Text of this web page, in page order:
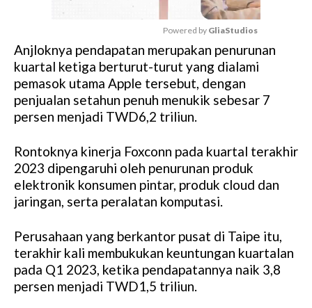
M
u
t
e
Powered by GliaStudios
Anjloknya pendapatan merupakan penurunan
kuartal ketiga berturut-turut yang dialami
pemasok utama Apple tersebut, dengan
penjualan setahun penuh menukik sebesar 7
persen menjadi TWD6,2 triliun.
Rontoknya kinerja Foxconn pada kuartal terakhir
2023 dipengaruhi oleh penurunan produk
elektronik konsumen pintar, produk cloud dan
jaringan, serta peralatan komputasi.
Perusahaan yang berkantor pusat di Taipe itu,
terakhir kali membukukan keuntungan kuartalan
pada Q1 2023, ketika pendapatannya naik 3,8
persen menjadi TWD1,5 triliun.